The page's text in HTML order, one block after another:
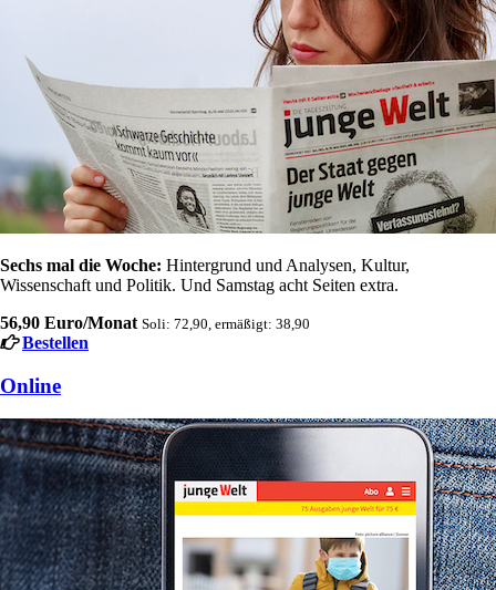
Sechs mal die Woche: Hintergrund und Analysen, Kultur,
Wissenschaft und Politik. Und Samstag acht Seiten extra.
56,90 Euro/Monat Soli: 72,90, ermäßigt: 38,90
Bestellen
Online